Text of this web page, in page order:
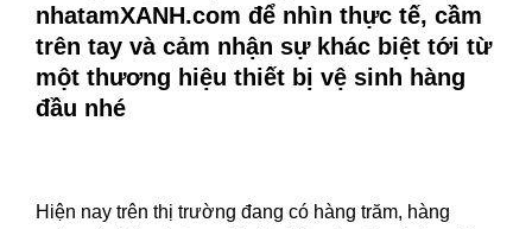
nhatamXANH.com để nhìn thực tế, cầm
trên tay và cảm nhận sự khác biệt tới từ
một thương hiệu thiết bị vệ sinh hàng
đầu nhé
Hiện nay trên thị trường đang có hàng trăm, hàng